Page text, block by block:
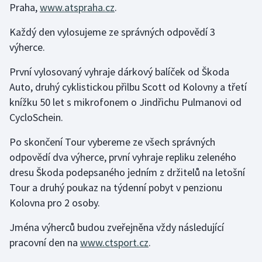
Krasobruslení
Lezení
Lyže a snowboard
Moderní pětiboj
Motorsport
Olympijské hry
Parasport
Plavání
Plážový volejbal
Praha,www.atspraha.cz.
Každý den vylosujeme ze správných odpovědí 3
výherce.
První vylosovaný vyhraje dárkový balíček od Škoda
Auto, druhý cyklistickou přilbu Scott od Kolovny a třetí
knížku 50 let s mikrofonem o Jindřichu Pulmanovi od
CycloSchein.
Po skončení Tour vybereme ze všech správných
odpovědí dva výherce, první vyhraje repliku zeleného
dresu Škoda podepsaného jedním z držitelů na letošní
Tour a druhý poukaz na týdenní pobyt v penzionu
Kolovna pro 2 osoby.
Jména výherců budou zveřejněna vždy následující
pracovní den na www.ctsport.cz.